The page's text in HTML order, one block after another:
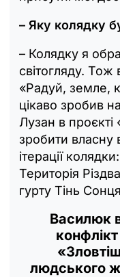
– Яку колядку
– Колядку я
світогляду.
«Радуй, земле,
цікаво зробив
Лузан в
зробити власну
ітерації
Територія
гурту Тінь
Василюк
конфлікт
людського